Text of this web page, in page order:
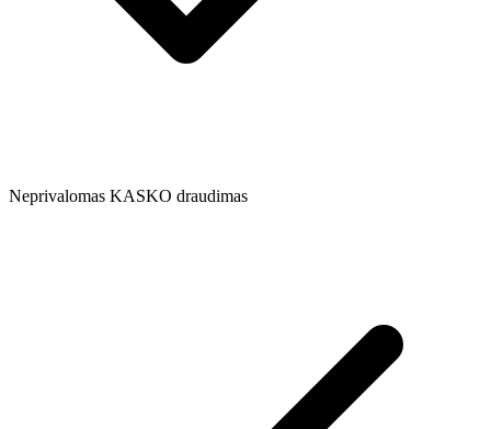
Neprivalomas KASKO draudimas